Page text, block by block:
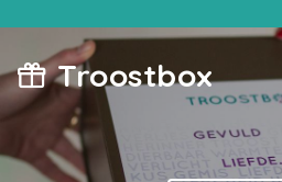
Troostbox